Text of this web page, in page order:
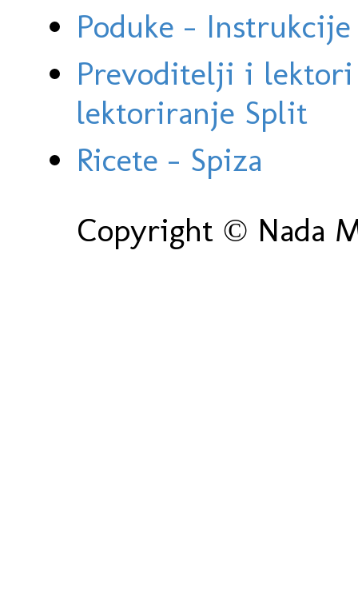
Poduke -
Prevoditelji i
lektoriranje Split
Ricete - Spiza
Copyright © Nada